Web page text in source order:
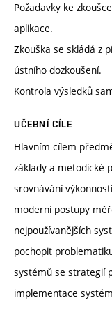
Požadavky ke
aplikace.
Zkouška se skládá z
ústního dozkoušení.
Kontrola výsledků
UČEBNÍ CÍLE
Hlavním cílem
základy a metodické
srovnávání
moderní postupy
nejpoužívanějších
pochopit
systémů se strategií
implementace